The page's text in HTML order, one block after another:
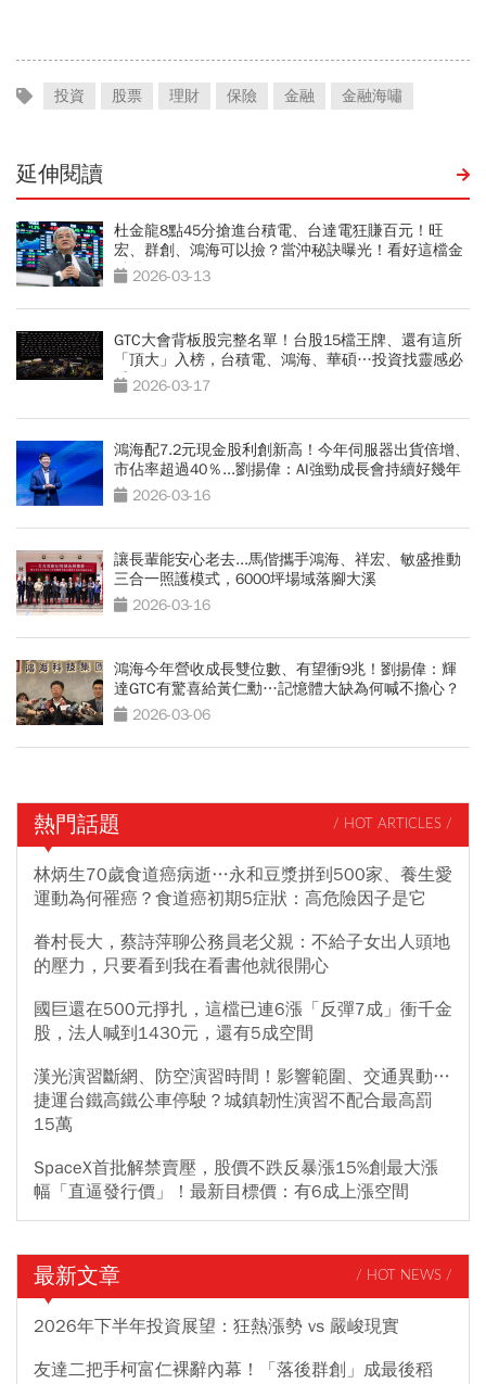
投資 股票 理財 保險 金融 金融海嘯
延伸閱讀
杜金龍8點45分搶進台積電、台達電狂賺百元！旺
宏、群創、鴻海可以撿？當沖秘訣曝光！看好這檔金
融股衝百元
2026-03-13
GTC大會背板股完整名單！台股15檔王牌、還有這所
「頂大」入榜，台積電、鴻海、華碩…投資找靈感必
看 2026-03-17
鴻海配7.2元現金股利創新高！今年伺服器出貨倍增、
市佔率超過40％...劉揚偉：AI強勁成長會持續好幾年
2026-03-16
讓長輩能安心老去...馬偕攜手鴻海、祥宏、敏盛推動
三合一照護模式，6000坪場域落腳大溪
2026-03-16
鴻海今年營收成長雙位數、有望衝9兆！劉揚偉：輝
達GTC有驚喜給黃仁勳…記憶體大缺為何喊不擔心？
2026-03-06
熱門話題 / HOT ARTICLES /
林炳生70歲食道癌病逝…永和豆漿拼到500家、養生愛
運動為何罹癌？食道癌初期5症狀：高危險因子是它
眷村長大，蔡詩萍聊公務員老父親：不給子女出人頭地
的壓力，只要看到我在看書他就很開心
國巨還在500元掙扎，這檔已連6漲「反彈7成」衝千金
股，法人喊到1430元，還有5成空間
漢光演習斷網、防空演習時間！影響範圍、交通異動…
捷運台鐵高鐵公車停駛？城鎮韌性演習不配合最高罰
15萬
SpaceX首批解禁賣壓，股價不跌反暴漲15%創最大漲
幅「直逼發行價」！最新目標價：有6成上漲空間
最新文章 / HOT NEWS /
2026年下半年投資展望：狂熱漲勢 vs 嚴峻現實
友達二把手柯富仁裸辭內幕！「落後群創」成最後稻